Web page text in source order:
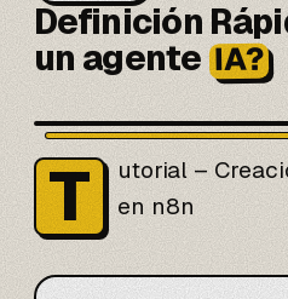
Definición
un agenteIA?
T
utorial –
en n8n